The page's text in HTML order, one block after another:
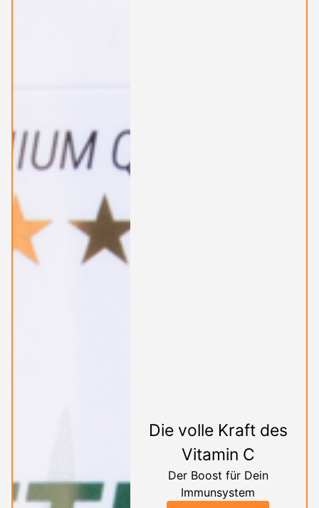
Die volle Kraft des
Vitamin C
Der Boost für Dein
Immunsystem